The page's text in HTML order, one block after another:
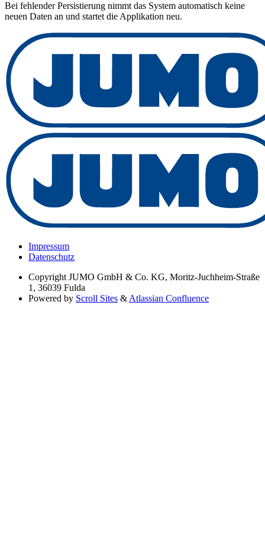
Bei fehlender Persistierung nimmt das System automatisch keine
neuen Daten an und startet die Applikation neu.
Impressum
Datenschutz
Copyright JUMO GmbH & Co. KG, Moritz-Juchheim-Straße
1, 36039 Fulda
Powered by Scroll Sites & Atlassian Confluence